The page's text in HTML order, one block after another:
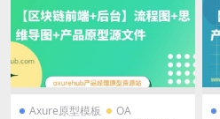
Axure原型模板 OA